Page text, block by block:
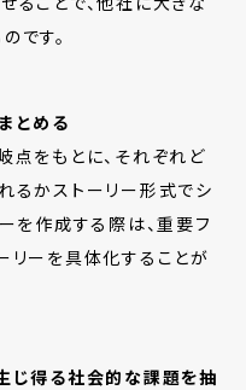
です。
とめる
点をもとに、それぞれど
るかストーリー形式でシ
を作成する際は、重要フ
リーを具体化することが
じ得る社会的な課題を抽